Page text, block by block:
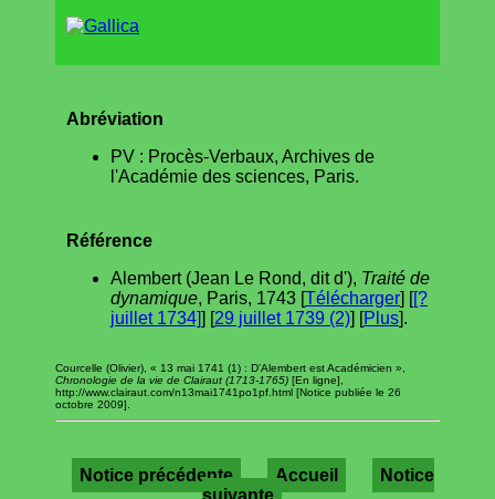
Abréviation
PV : Procès-Verbaux, Archives de
l'Académie des sciences, Paris.
Référence
Alembert (Jean Le Rond, dit d'), Traité de
dynamique, Paris, 1743 [Télécharger] [[?
juillet 1734]] [29 juillet 1739 (2)] [Plus].
Courcelle (Olivier), « 13 mai 1741 (1) : D'Alembert est Académicien »,
Chronologie de la vie de Clairaut (1713-1765) [En ligne],
http://www.clairaut.com/n13mai1741po1pf.html [Notice publiée le 26
octobre 2009].
Notice précédente Accueil
Notice
suivante